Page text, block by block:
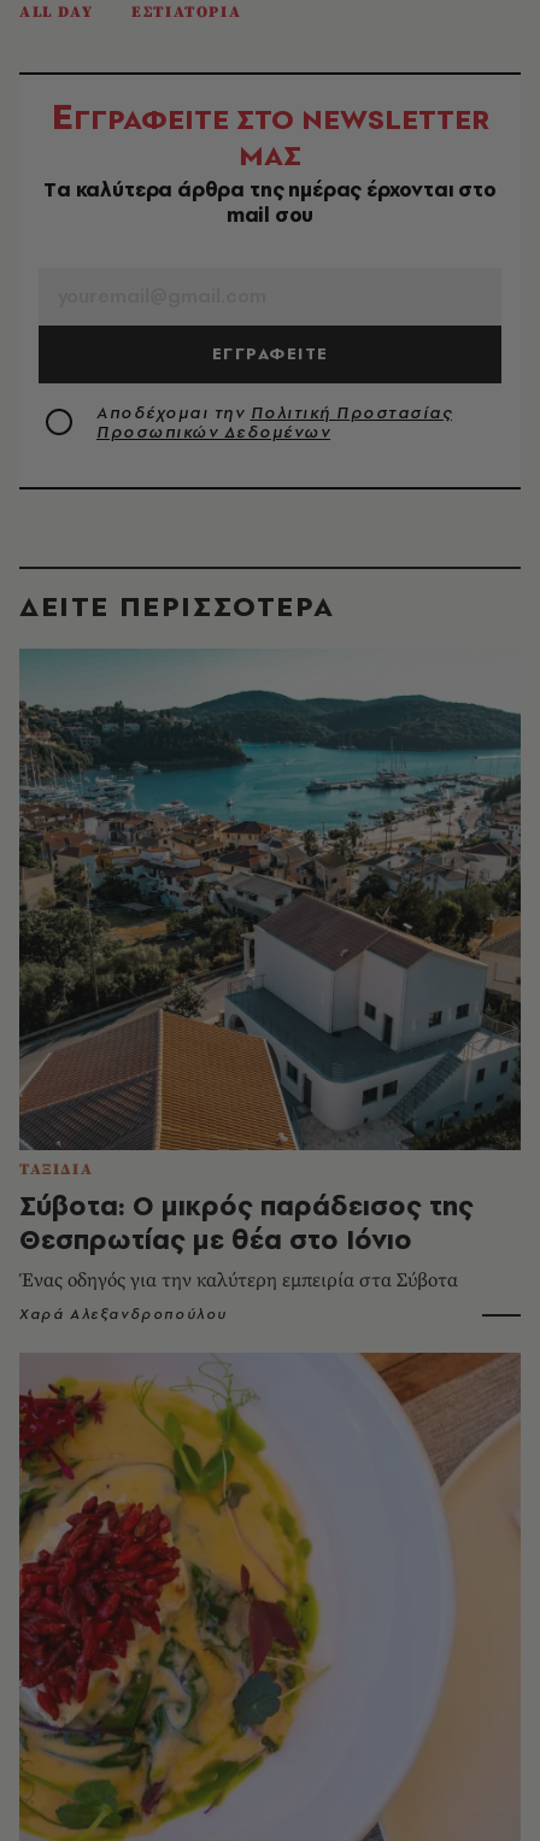
ALL DAY ΕΣΤΙΑΤΟΡΙΑ
ΕΓΓΡΑΦΕΙΤΕ ΣΤΟ NEWSLETTER
ΜΑΣ
Tα καλύτερα άρθρα της ημέρας έρχονται στο
mail σου
ΕΓΓΡΑΦΕΙΤΕ
Αποδέχομαι την Πολιτική Προστασίας
Προσωπικών Δεδομένων
ΔΕΙΤΕ ΠΕΡΙΣΣΟΤΕΡΑ
ΤΑΞΙΔΙΑ
Σύβοτα: Ο μικρός παράδεισος της
Θεσπρωτίας με θέα στο Ιόνιο
Ένας οδηγός για την καλύτερη εμπειρία στα Σύβοτα
Χαρά Αλεξανδροπούλου